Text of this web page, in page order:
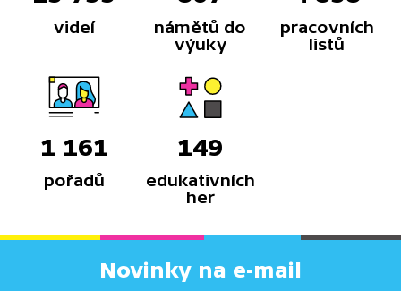
videí
námětů do
výuky
pracovních
listů
1 161
pořadů
149
edukativních
her
Novinky na e-mail